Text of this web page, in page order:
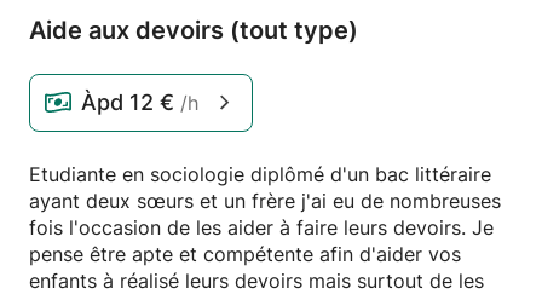
Aide aux devoirs (tout type)
Àpd 12 € /h
Etudiante en sociologie diplômé d'un bac littéraire
ayant deux sœurs et un frère j'ai eu de nombreuses
fois l'occasion de les aider à faire leurs devoirs. Je
pense être apte et compétente afin d'aider vos
enfants à réalisé leurs devoirs mais surtout de les